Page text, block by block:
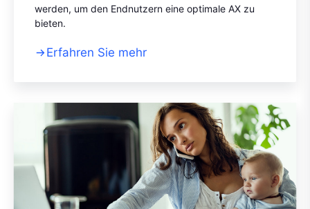
werden, um den Endnutzern eine optimale AX zu
bieten.
Erfahren Sie mehr